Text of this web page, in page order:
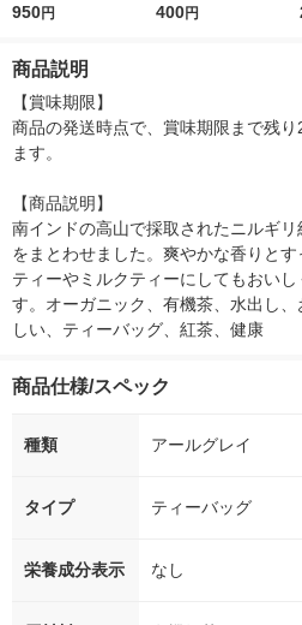
ェアトレードティー
950円
レイ リフレッシング
400円
商品説明
【賞味期限】
商品の発送時点で、賞味期限まで残
ます。
【商品説明】
南インドの高山で採取されたニルギ
をまとわせました。爽やかな香りと
ティーやミルクティーにしてもおい
す。オーガニック、有機茶、水出し
しい、ティーバッグ、紅茶、健康
商品仕様/スペック
種類 アールグレイ
タイプ ティーバッグ
栄養成分表示 なし